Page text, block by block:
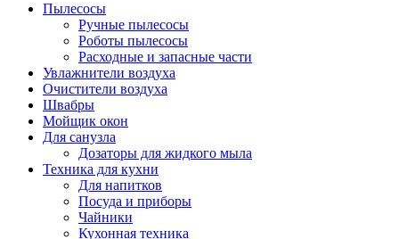
Пылесосы
Ручные пылесосы
Роботы пылесосы
Расходные и запасные части
Увлажнители воздуха
Очистители воздуха
Швабры
Мойщик окон
Для санузла
Дозаторы для жидкого мыла
Техника для кухни
Для напитков
Посуда и приборы
Чайники
Кухонная техника